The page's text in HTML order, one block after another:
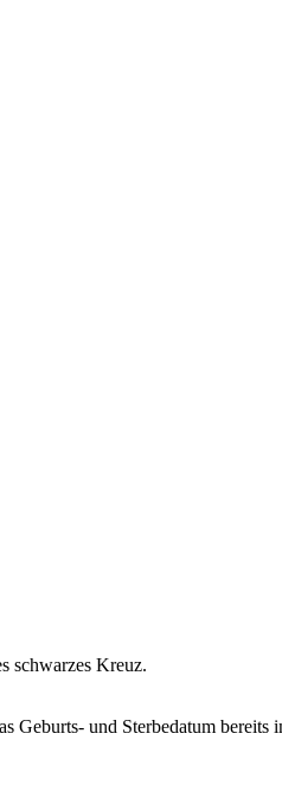
schwarzes Kreuz.
Geburts- und Sterbedatum bereits